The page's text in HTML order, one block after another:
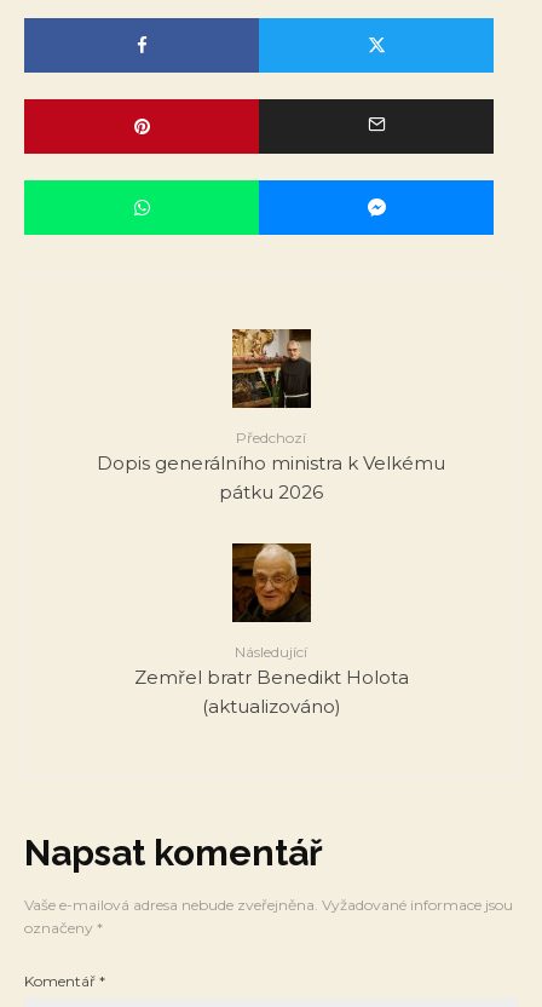
Předchozí
Dopis generálního ministra k Velkému
pátku 2026
Následující
Zemřel bratr Benedikt Holota
(aktualizováno)
Napsat komentář
Vaše e-mailová adresa nebude zveřejněna. Vyžadované informace jsou
označeny *
Komentář *